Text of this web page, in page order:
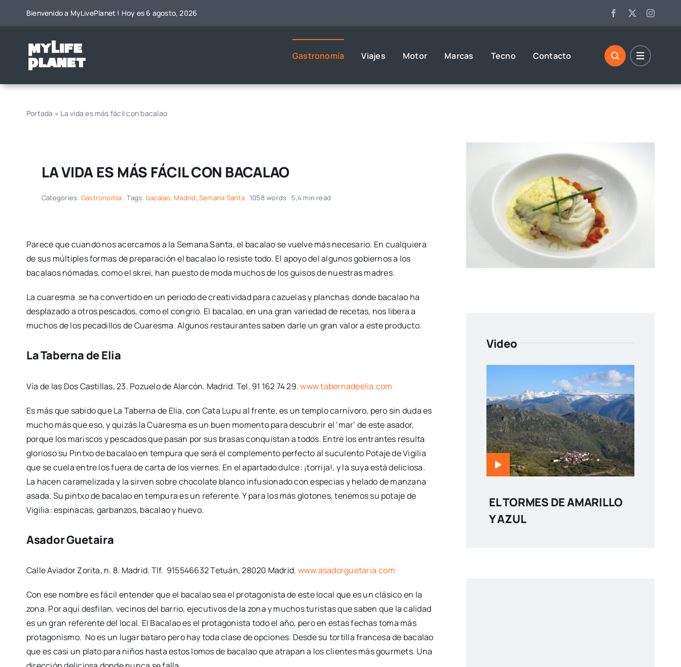
Bienvenido a MyLivePlanet ! Hoy es 6 agosto, 2026
Gastronomía Viajes Motor Marcas Tecno Contacto
Portada » La vida es más fácil con bacalao
LA VIDA ES MÁS FÁCIL CON BACALAO
Categories: Gastronomía Tags: bacalao, Madrid,Semana Santa 1058 words 5,4 min read
Parece que cuando nos acercamos a la Semana Santa, el bacalao se vuelve más necesario. En cualquiera
de sus múltiples formas de preparación el bacalao lo resiste todo. El apoyo del algunos gobiernos a los
bacalaos nómadas, como el skrei, han puesto de moda muchos de los guisos de nuestras madres.
La cuaresma se ha convertido en un periodo de creatividad para cazuelas y planchas donde bacalao ha
desplazado a otros pescados, como el congrio. El bacalao, en una gran variedad de recetas, nos libera a
muchos de los pecadillos de Cuaresma. Algunos restaurantes saben darle un gran valor a este producto.
La Taberna de Elia
Vía de las Dos Castillas, 23. Pozuelo de Alarcón. Madrid. Tel. 91 162 74 29.www.tabernadeelia.com
Es más que sabido que La Taberna de Elia, con Cata Lupu al frente, es un templo carnívoro, pero sin duda es
mucho más que eso, y quizás la Cuaresma es un buen momento para descubrir el ‘mar’ de este asador,
porque los mariscos y pescados que pasan por sus brasas conquistan a todos. Entre los entrantes resulta
glorioso su Pintxo de bacalao en tempura que será el complemento perfecto al suculento Potaje de Vigilia
que se cuela entre los fuera de carta de los viernes. En el apartado dulce: ¡torrija!, y la suya está deliciosa.
La hacen caramelizada y la sirven sobre chocolate blanco infusionado con especias y helado de manzana
asada. Su pintxo de bacalao en tempura es un referente. Y para los más glotones, tenemos su potaje de
Vigilia: espinacas, garbanzos, bacalao y huevo.
Asador Guetaira
Calle Aviador Zorita, n. 8. Madrid. Tlf. 915546632 Tetuán, 28020 Madrid. www.asadorguetaria.com
Con ese nombre es fácil entender que el bacalao sea el protagonista de este local que es un clásico en la
zona. Por aquí desfilan, vecinos del barrio, ejecutivos de la zona y muchos turistas que saben que la calidad
es un gran referente del local. El Bacalao es el protagonista todo el año, pero en estas fechas toma más
protagonismo. No es un lugar bataro pero hay toda clase de opciones. Desde su tortilla francesa de bacalao
que es casi un plato para niños hasta estos lomos de bacalao que atrapan a los clientes más gourmets. Una
Video
EL TORMES DE AMARILLO
Y AZUL